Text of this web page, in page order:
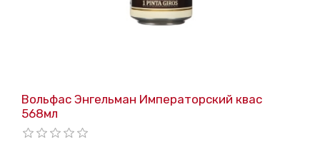
Вольфас Энгельман Императорский квас
568мл